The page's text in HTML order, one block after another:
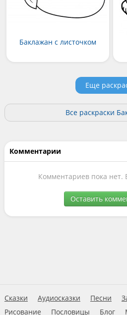
Баклажан с листочком
Еще
Все раскраски
Комментарии
Комментариев пока нет.
Оставить
Сказки Аудиосказки Песни
Рисование
Пословицы Блог